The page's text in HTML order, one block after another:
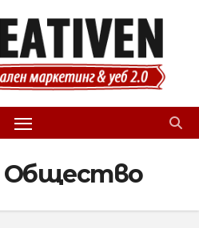
Общество